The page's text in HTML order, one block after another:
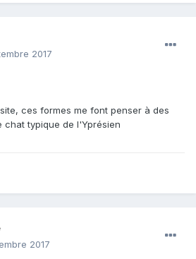
2017
ces formes me font penser à des
typique de l'Yprésien
2017